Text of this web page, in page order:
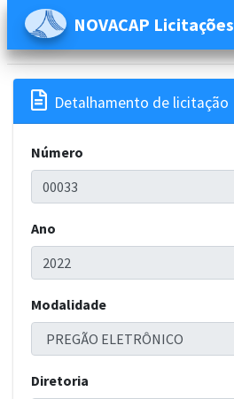
NOVACAP Licitações
 Detalhamento de licitação
Número
Ano
Modalidade
Diretoria